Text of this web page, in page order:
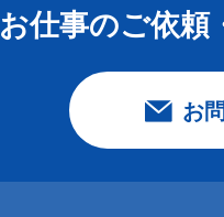
お仕事のご依頼
お